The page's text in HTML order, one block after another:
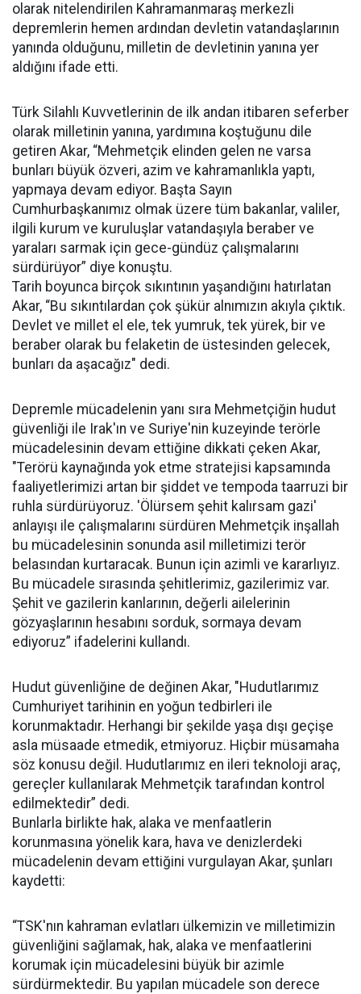
olarak nitelendirilen Kahramanmaraş merkezli
depremlerin hemen ardından devletin vatandaşlarının
yanında olduğunu, milletin de devletinin yanına yer
aldığını ifade etti.
Türk Silahlı Kuvvetlerinin de ilk andan itibaren seferber
olarak milletinin yanına, yardımına koştuğunu dile
getiren Akar, “Mehmetçik elinden gelen ne varsa
bunları büyük özveri, azim ve kahramanlıkla yaptı,
yapmaya devam ediyor. Başta Sayın
Cumhurbaşkanımız olmak üzere tüm bakanlar, valiler,
ilgili kurum ve kuruluşlar vatandaşıyla beraber ve
yaraları sarmak için gece-gündüz çalışmalarını
sürdürüyor” diye konuştu.
Tarih boyunca birçok sıkıntının yaşandığını hatırlatan
Akar, “Bu sıkıntılardan çok şükür alnımızın akıyla çıktık.
Devlet ve millet el ele, tek yumruk, tek yürek, bir ve
beraber olarak bu felaketin de üstesinden gelecek,
bunları da aşacağız" dedi.
Depremle mücadelenin yanı sıra Mehmetçiğin hudut
güvenliği ile Irak'ın ve Suriye'nin kuzeyinde terörle
mücadelesinin devam ettiğine dikkati çeken Akar,
"Terörü kaynağında yok etme stratejisi kapsamında
faaliyetlerimizi artan bir şiddet ve tempoda taarruzi bir
ruhla sürdürüyoruz. 'Ölürsem şehit kalırsam gazi'
anlayışı ile çalışmalarını sürdüren Mehmetçik inşallah
bu mücadelesinin sonunda asil milletimizi terör
belasından kurtaracak. Bunun için azimli ve kararlıyız.
Bu mücadele sırasında şehitlerimiz, gazilerimiz var.
Şehit ve gazilerin kanlarının, değerli ailelerinin
gözyaşlarının hesabını sorduk, sormaya devam
ediyoruz” ifadelerini kullandı.
Hudut güvenliğine de değinen Akar, "Hudutlarımız
Cumhuriyet tarihinin en yoğun tedbirleri ile
korunmaktadır. Herhangi bir şekilde yaşa dışı geçişe
asla müsaade etmedik, etmiyoruz. Hiçbir müsamaha
söz konusu değil. Hudutlarımız en ileri teknoloji araç,
gereçler kullanılarak Mehmetçik tarafından kontrol
edilmektedir” dedi.
Bunlarla birlikte hak, alaka ve menfaatlerin
korunmasına yönelik kara, hava ve denizlerdeki
mücadelenin devam ettiğini vurgulayan Akar, şunları
kaydetti:
“TSK'nın kahraman evlatları ülkemizin ve milletimizin
güvenliğini sağlamak, hak, alaka ve menfaatlerini
korumak için mücadelesini büyük bir azimle
sürdürmektedir. Bu yapılan mücadele son derece